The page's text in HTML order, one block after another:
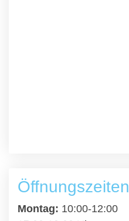
Öffnungszeiten
Montag: 10:00-12:00